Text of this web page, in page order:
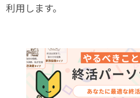
利用します。